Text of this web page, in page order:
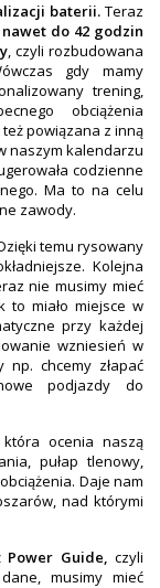
baterii. Teraz
nawet do 42 godzin
, czyli rozbudowana
gdy mamy
trening,
obciążenia
powiązana z inną
naszym kalendarzu
codzienne
Ma to na celu
zawody.
temu rysowany
Kolejna
nie musimy mieć
to miało miejsce w
przy każdej
wzniesień w
chcemy złapać
podjazdy do
ocenia naszą
pułap tlenowy,
Daje nam
nad którymi
Power Guide, czyli
musimy mieć